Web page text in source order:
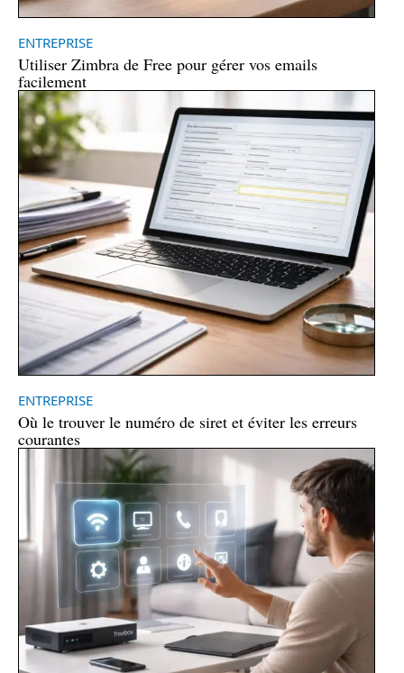
ENTREPRISE
Utiliser Zimbra de Free pour gérer vos emails
facilement
ENTREPRISE
Où le trouver le numéro de siret et éviter les erreurs
courantes